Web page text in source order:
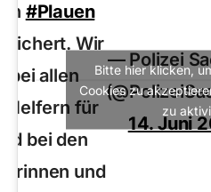
in #Plauen
Wir
bei allen
Helfern für
bei den
und
— Polizei
14. Juni
Bitte hier klicken,
Cookies zu
zu